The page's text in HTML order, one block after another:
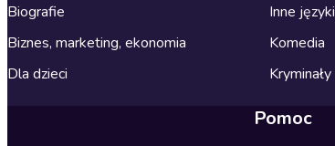
Biografie
Biznes, marketing, ekonomia
Dla dzieci
Inne języki
Komedia
Kryminały
Pomoc